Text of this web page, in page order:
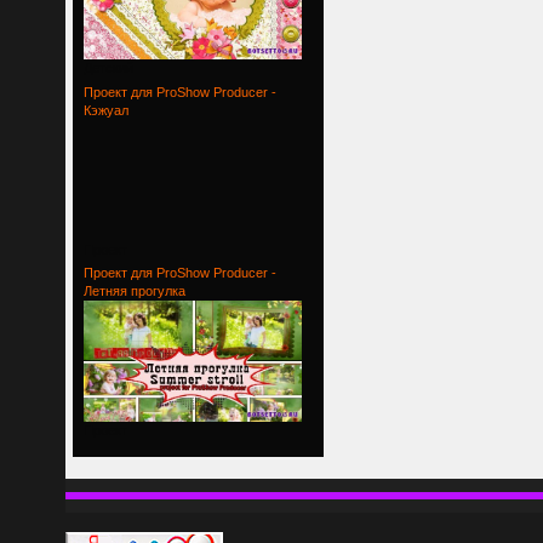
Проект для ProShow Producer -
Кэжуал
Проект для ProShow Producer -
Летняя прогулка